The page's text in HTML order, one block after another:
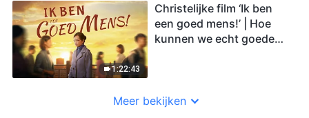
1:22:43
Christelijke film ‘Ik ben
een goed mens!’ | Hoe
kunnen we echt goede
Meer bekijken